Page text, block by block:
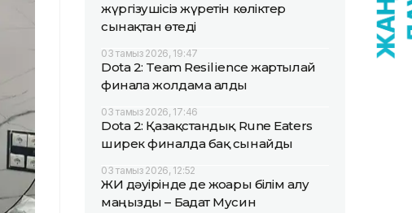
жүргізушісіз жүретін көліктер
сынақтан өтеді
03 тамыз 2026, 19:47
Dota 2: Team Resilience жартылай
финалға жолдама алды
03 тамыз 2026, 17:46
Dota 2: Қазақстандық Rune Eaters
ширек финалда бақ сынайды
03 тамыз 2026, 12:52
ЖИ дәуірінде де жоғары білім алу
маңызды – Бағдат Мусин